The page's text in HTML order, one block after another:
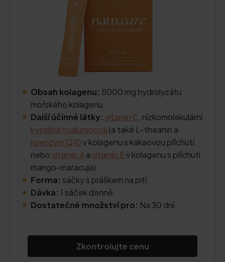
Obsah kolagenu: 5000 mg hydrolyzátu
mořského kolagenu
Další účinné látky: vitamin C , nízkomolekulární
kyselina hyaluronová (a také L-theanin a
koenzym Q10v kolagenu s kakaovou příchutí
nebovitamin Aavitamin Ev kolagenu s příchutí
mango-maracuja).
Forma: sáčky s práškem na pití.
Dávka: 1 sáček denně
Dostatečné množství pro: Na 30 dní
Zkontrolujte cenu